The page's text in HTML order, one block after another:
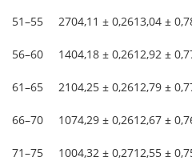
51–55 2704,11 ± 0,2613,04 ±
56–60 1404,18 ± 0,2612,92 ±
61–65 2104,25 ± 0,2612,79 ±
66–70 1074,29 ± 0,2612,67 ±
71–75 1004,32 ± 0,2712,55 ±